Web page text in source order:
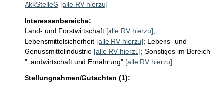
AkkStelleG [alle RV hierzu]
Interessenbereiche:
Land- und Forstwirtschaft [alle RV hierzu];
Lebensmittelsicherheit [alle RV hierzu]; Lebens- und
Genussmittelindustrie [alle RV hierzu]; Sonstiges im Bereich
"Landwirtschaft und Ernährung" [alle RV hierzu]
Stellungnahmen/Gutachten (1):